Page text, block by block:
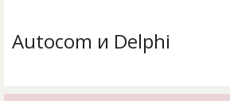
Autocom и Delphi